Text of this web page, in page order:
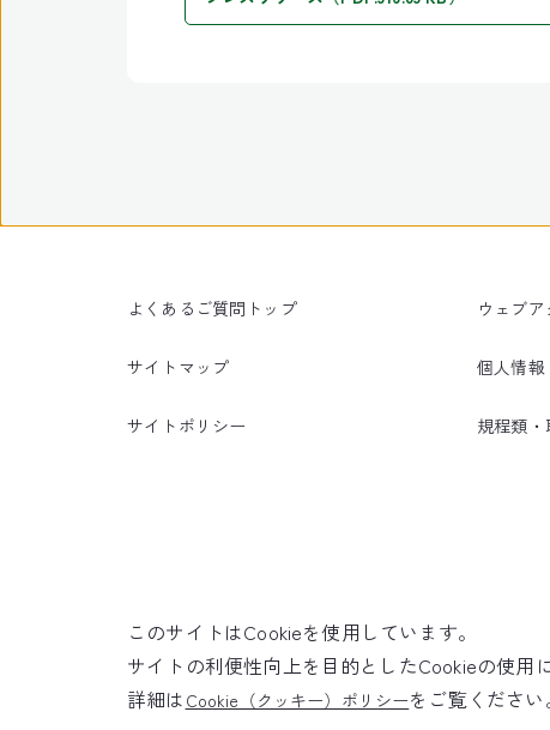
よくあるご質問トップ
サイトマップ
サイトポリシー
ウェブ
個人情報
規程類・
このサイトはCookieを使用しています。
サイトの利便性向上を目的としたCookieの使用
詳細は Cookie（クッキー）ポリシーをご覧ください